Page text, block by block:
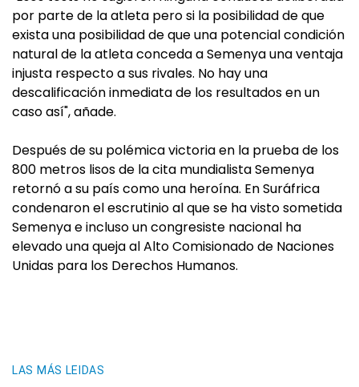
por parte de la atleta pero si la posibilidad de que
exista una posibilidad de que una potencial condición
natural de la atleta conceda a Semenya una ventaja
injusta respecto a sus rivales. No hay una
descalificación inmediata de los resultados en un
caso así", añade.
Después de su polémica victoria en la prueba de los
800 metros lisos de la cita mundialista Semenya
retornó a su país como una heroína. En Suráfrica
condenaron el escrutinio al que se ha visto sometida
Semenya e incluso un congresiste nacional ha
elevado una queja al Alto Comisionado de Naciones
Unidas para los Derechos Humanos.
LAS MÁS LEIDAS